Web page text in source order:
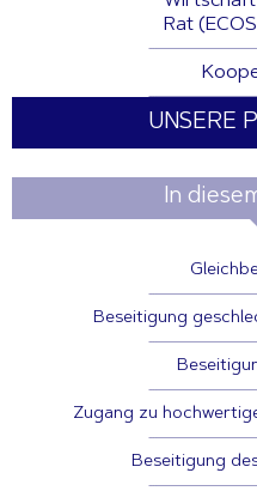
Rat
UNSERE
In
Beseitigung
Zugang zu
Beseitigung